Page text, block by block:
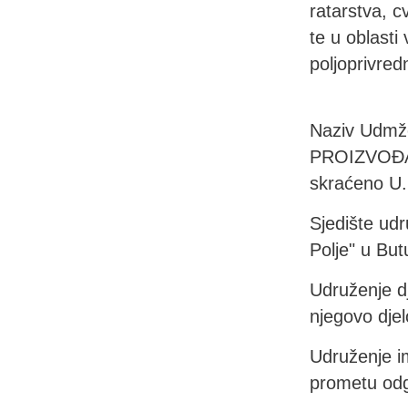
ratarstva,
te u oblasti
Naziv
skraćeno
Sjedište
Polje" u
Udruženje
njegovo
Udruženje
prometu